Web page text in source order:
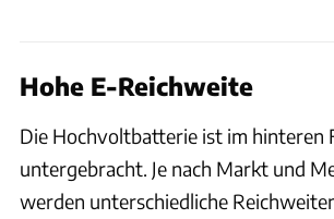
Hohe E-Reichweite
Die Hochvoltbatterie ist im hinteren
untergebracht. Je nach Markt und
werden unterschiedliche